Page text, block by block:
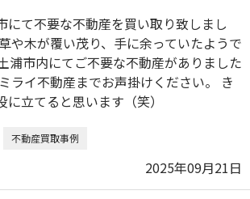
にて不要な不動産を買い取り致しまし
や木が覆い茂り、手に余っていたようで
浦市内にてご不要な不動産がありました
ライ不動産までお声掛けください。 き
に立てると思います（笑）
不動産買取事例
2025年09月21日